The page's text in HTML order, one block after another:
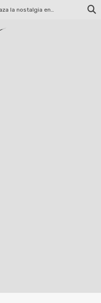
Helloween celebrará 40 años de historia con conciertos en Ciudad de México y Guadalajara